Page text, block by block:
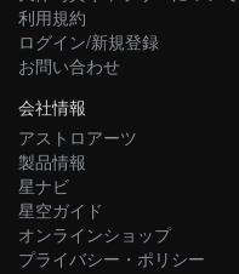
利用規約
ログイン/新規登録
お問い合わせ
会社情報
アストロアーツ
製品情報
星ナビ
星空ガイド
オンラインショップ
プライバシー・ポリシー